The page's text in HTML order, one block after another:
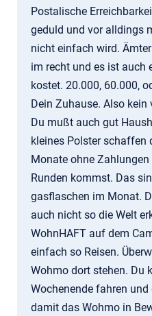
Postalische
geduld und vor alldings
nicht einfach wird.
im recht und es ist auch
kostet. 20.000, 60.000,
Dein Zuhause. Also kein
Du mußt auch gut
kleines Polster schaffen
Monate ohne
Runden kommst. Das
gasflaschen im Monat.
auch nicht so die Welt
WohnHAFT auf dem
einfach so Reisen.
Wohmo dort stehen. Du
Wochenende fahren
damit das Wohmo in